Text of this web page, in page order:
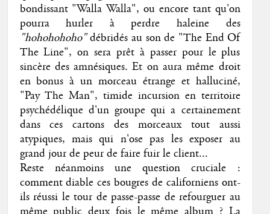
bondissant "Walla Walla", ou encore tant qu'on
pourra hurler à perdre haleine des
"hohohohoho"débridés au son de "The End Of
The Line", on sera prêt à passer pour le plus
sincère des amnésiques. Et on aura même droit
en bonus à un morceau étrange et halluciné,
"Pay The Man", timide incursion en territoire
psychédélique d'un groupe qui a certainement
dans ces cartons des morceaux tout aussi
atypiques, mais qui n'ose pas les exposer au
grand jour de peur de faire fuir le client...
Reste néanmoins une question cruciale :
comment diable ces bougres de californiens ont-
ils réussi le tour de passe-passe de refourguer au